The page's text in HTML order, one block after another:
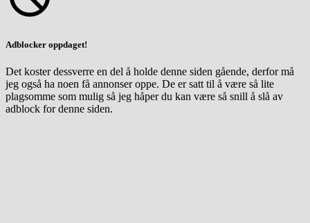
Adblocker oppdaget!
Det koster dessverre en del å holde denne siden gående, derfor må
jeg også ha noen få annonser oppe. De er satt til å være så lite
plagsomme som mulig så jeg håper du kan være så snill å slå av
adblock for denne siden.